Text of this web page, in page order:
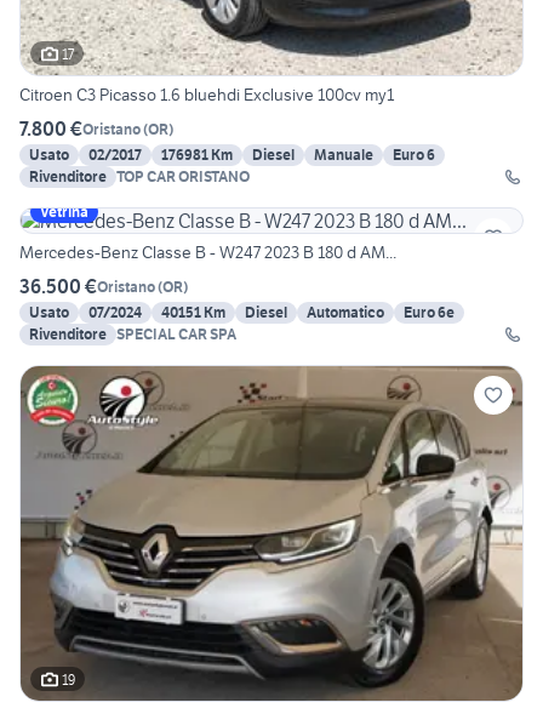
17
Citroen C3 Picasso 1.6 bluehdi Exclusive 100cv my1
7.800 €Oristano(OR)
Usato
02/2017 176981 Km Diesel Manuale
Euro 6
Rivenditore TOP CAR ORISTANO
Vetrina
Mercedes-Benz Classe B - W247 2023 B 180 d AM...
36.500 €Oristano(OR)
Usato
07/2024 40151 Km Diesel Automatico
Euro 6e
Rivenditore SPECIAL CAR SPA
19